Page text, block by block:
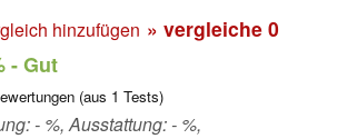
hinzufügen » vergleiche 0
- Gut
(aus 1 Tests)
- %, Ausstattung: - %,